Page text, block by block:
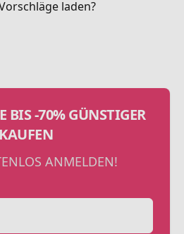
laden?
BIS -70% GÜNSTIGER
KAUFEN
ANMELDEN!